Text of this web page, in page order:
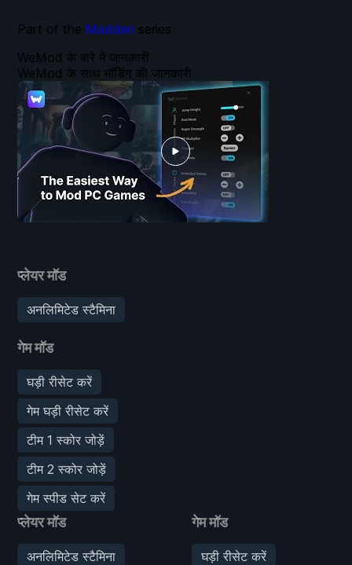
प्लेयर मॉड
अनलिमिटेड स्टैमिना
गेम मॉड
घड़ी रीसेट करें
गेम घड़ी रीसेट करें
टीम 1 स्कोर जोड़ें
टीम 2 स्कोर जोड़ें
गेम स्पीड सेट करें
प्लेयर मॉड
अनलिमिटेड स्टैमिना
गेम मॉड
घड़ी रीसेट करें
WeMod के बारे में जानकारी
WeMod के साथ मॉडिंग की जानकारी
Part of the Madden series